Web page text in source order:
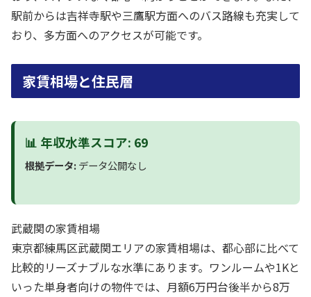
駅前からは吉祥寺駅や三鷹駅方面へのバス路線も充実して
おり、多方面へのアクセスが可能です。
家賃相場と住民層
📊 年収水準スコア: 69
根拠データ:データ公開なし
武蔵関の家賃相場
東京都練馬区武蔵関エリアの家賃相場は、都心部に比べて
比較的リーズナブルな水準にあります。ワンルームや1Kと
いった単身者向けの物件では、月額6万円台後半から8万